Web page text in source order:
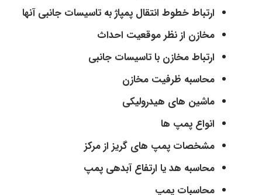
ارتباط خطوط انتقال پمپاژ به تاسیسات جانبی آنها
مخازن از نظر موقعیت احداث
ارتباط مخازن با تاسیسات جانبی
محاسبه ظرفیت مخازن
ماشین های هیدرولیکی
انواع پمپ ها
مشخصات پمپ های گریز از مرکز
محاسبه هد یا ارتفاع آبدهی پمپ
محاسبات پمپ